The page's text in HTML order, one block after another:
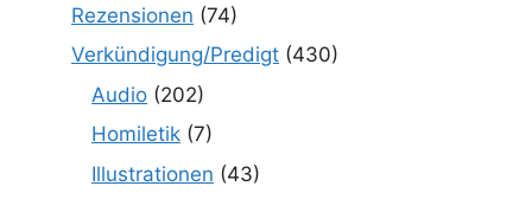
Rezensionen (74)
Verkündigung/Predigt (430)
Audio (202)
Homiletik (7)
Illustrationen (43)